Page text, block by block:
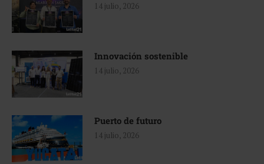
14 julio, 2026
Innovación sostenible
14 julio, 2026
Puerto de futuro
14 julio, 2026